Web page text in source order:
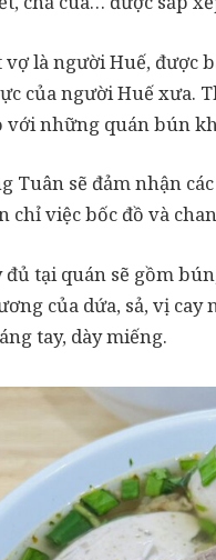
vợ là người Huế,
của người Huế xưa.
với những quán bún
Tuân sẽ đảm nhận
chỉ việc bốc đồ và
tại quán sẽ gồm
của dứa, sả, vị
tay, dày miếng.